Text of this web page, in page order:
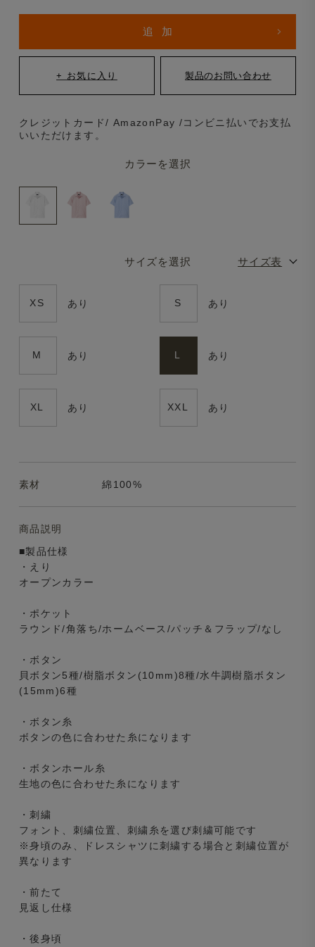
カラーを選択
サイズを選択 サイズ表
XS あり S あり
M あり L あり
XL あり XXL あり
クレジットカード/ AmazonPay /コンビニ払いでお支払
いいただけます。
素材 綿100%
商品説明
■製品仕様
・えり
オープンカラー
・ポケット
ラウンド/角落ち/ホームベース/パッチ＆フラップ/なし
・ボタン
貝ボタン5種/樹脂ボタン(10mm)8種/水牛調樹脂ボタン
(15mm)6種
・ボタン糸
ボタンの色に合わせた糸になります
・ボタンホール糸
生地の色に合わせた糸になります
・刺繍
フォント、刺繍位置、刺繍糸を選び刺繍可能です
※身頃のみ、ドレスシャツに刺繍する場合と刺繍位置が
異なります
・前たて
見返し仕様
・後身頃